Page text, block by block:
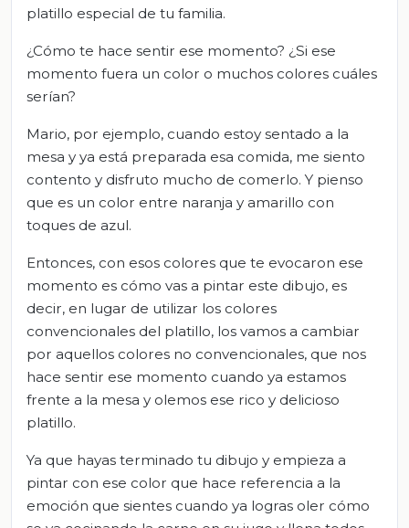
platillo especial de tu familia.
¿Cómo te hace sentir ese momento? ¿Si ese
momento fuera un color o muchos colores cuáles
serían?
Mario, por ejemplo, cuando estoy sentado a la
mesa y ya está preparada esa comida, me siento
contento y disfruto mucho de comerlo. Y pienso
que es un color entre naranja y amarillo con
toques de azul.
Entonces, con esos colores que te evocaron ese
momento es cómo vas a pintar este dibujo, es
decir, en lugar de utilizar los colores
convencionales del platillo, los vamos a cambiar
por aquellos colores no convencionales, que nos
hace sentir ese momento cuando ya estamos
frente a la mesa y olemos ese rico y delicioso
platillo.
Ya que hayas terminado tu dibujo y empieza a
pintar con ese color que hace referencia a la
emoción que sientes cuando ya logras oler cómo